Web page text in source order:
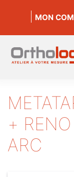
MON
+
ARC